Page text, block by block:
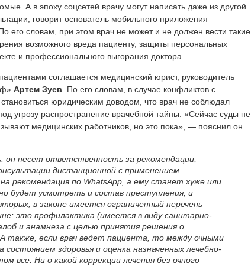
А в эпоху соцсетей врачу могут написать даже из другой
говорит основатель мобильного приложения
его словам, при этом врач не может и не должен вести такие
возможного вреда пациенту, защиты персональных
и профессионального выгорания доктора.
соглашается медицинский юрист, руководитель
Артем Зуев. По его словам, в случае конфликтов с
юридическим доводом, что врач не соблюдал
угрозу распространение врачебной тайны. «Сейчас суды не
медицинских работников, но это пока», — пояснил он
он несет ответственность за рекомендации,
дистанционной с применением
рекомендация по WhatsApp, а ему станет хуже или
будет усмотреть и состав преступления, и
в законе имеется ограниченный перечень
это профилактика (имеется в виду санитарно-
и анамнеза с целью принятия решения о
также, если врач ведет пациента, то между очными
здоровья и оценка назначенных лечебно-
все. Ни о какой коррекции лечения без очного